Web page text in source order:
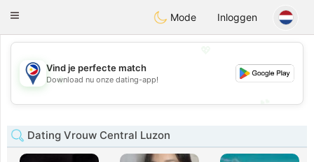
PhilippinesChat
Toggle
Mode Inloggen
💖
💕
Vind je perfecte match
Download nu onze dating-app!
Dating Vrouw Central Luzon